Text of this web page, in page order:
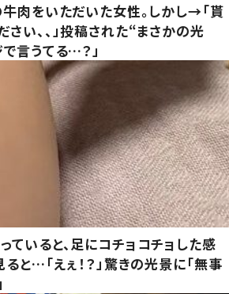
肉をいただいた女性。しかし→「貰
さい、、」投稿された“まさかの光
言うてる…？」
ていると、足にコチョコチョした感
ると…「えぇ！？」驚きの光景に「無事